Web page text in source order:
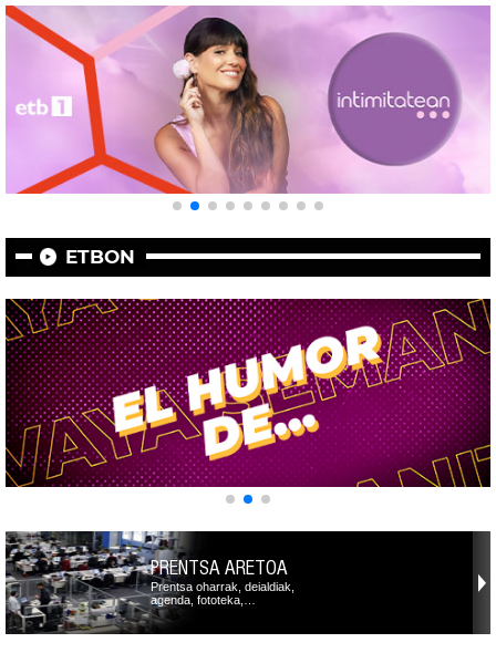
ETBON
PRENTSA ARETOA
Prentsa oharrak, deialdiak,
agenda, fototeka,…